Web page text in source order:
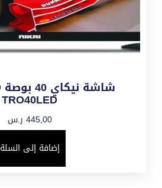
TRO40LED
445,00 ر.س
إضافة إلى السلة